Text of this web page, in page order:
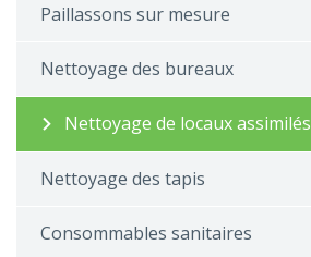
Paillassons sur mesure
Nettoyage des bureaux
Nettoyage de locaux assimilés
Nettoyage des tapis
Consommables sanitaires